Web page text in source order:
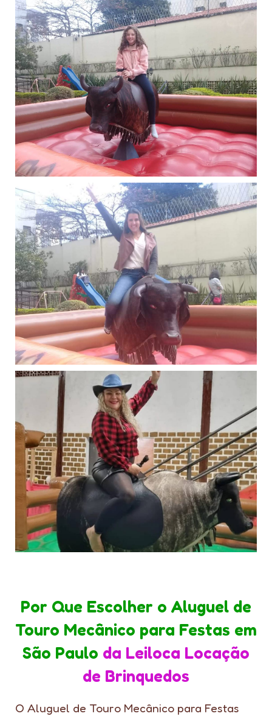
Por Que Escolher o Aluguel de
Touro Mecânico para Festas em
São Paulo da Leiloca Locação
de Brinquedos
O Aluguel de Touro Mecânico para Festas